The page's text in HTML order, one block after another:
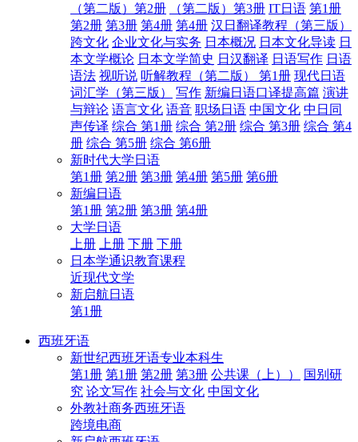
（第二版）第2册
（第二版）第3册 IT日语 第1册
第2册 第3册 第4册 第4册 汉日翻译教程（第三版）
跨文化 企业文化与实务 日本概况 日本文化导读 日
本文学概论 日本文学简史 日汉翻译 日语写作 日语
语法 视听说 听解教程（第二版） 第1册 现代日语
词汇学（第三版）
写作 新编日语口译提高篇 演讲
与辩论 语言文化 语音 职场日语 中国文化 中日同
声传译 综合 第1册 综合 第2册 综合 第3册 综合 第4
册 综合 第5册 综合 第6册
新时代大学日语
第1册 第2册 第3册 第4册 第5册 第6册
新编日语
第1册 第2册 第3册 第4册
大学日语
上册
上册 下册 下册
日本学通识教育课程
近现代文学
新启航日语
第1册
西班牙语
新世纪西班牙语专业本科生
第1册 第1册 第2册 第3册 公共课（上））
国别研
究 论文写作 社会与文化 中国文化
外教社商务西班牙语
跨境电商